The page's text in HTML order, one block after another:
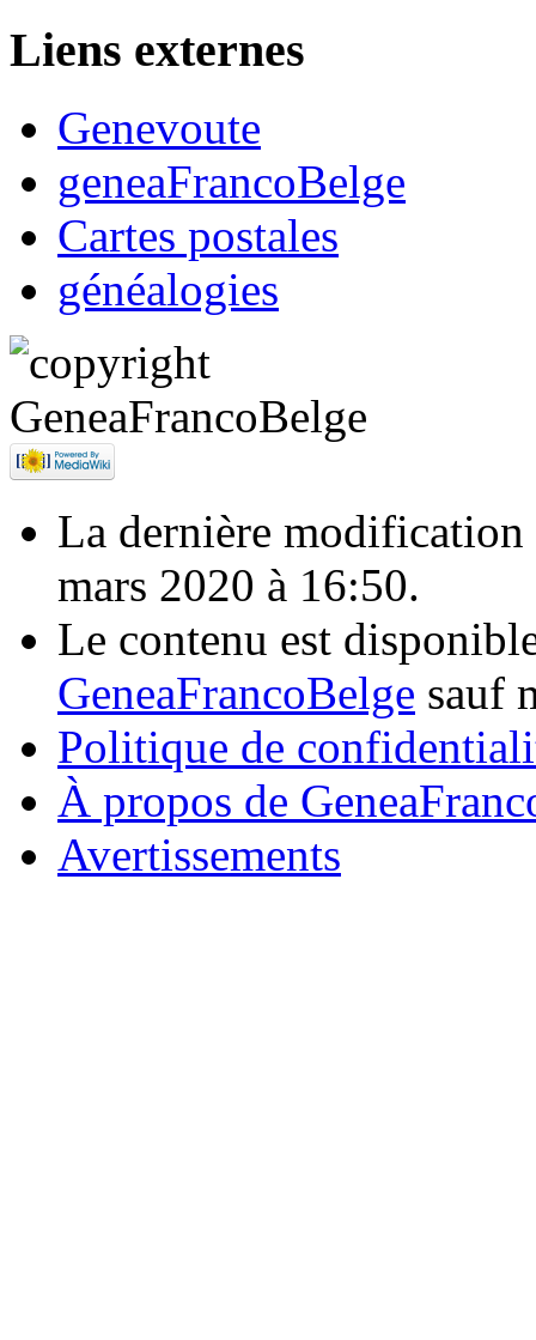
Liens externes
Genevoute
geneaFrancoBelge
Cartes postales
généalogies
La dernière modification
mars 2020 à 16:50.
Le contenu est
GeneaFrancoBelge sauf
Politique de
À propos de
Avertissements